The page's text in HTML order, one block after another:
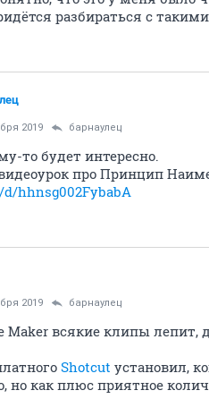
разбираться с
2019 барнаулец
то будет интересно.
про Принцип
hhnsg002FybabA
2019 барнаулец
Maker всякие клипы лепит,
Shotcut установил,
но как плюс приятное